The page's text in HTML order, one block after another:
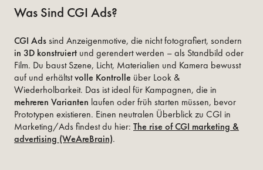
Was Sind CGI Ads?
CGI Adssind Anzeigenmotive, die nicht fotografiert, sondern
in 3D konstruiert und gerendert werden – als Standbild oder
Film. Du baust Szene, Licht, Materialien und Kamera bewusst
auf und erhältstvolle Kontrolle über Look &
Wiederholbarkeit. Das ist ideal für Kampagnen, die in
mehreren Varianten laufen oder früh starten müssen, bevor
Prototypen existieren. Einen neutralen Überblick zu CGI in
Marketing/Ads findest du hier: The rise of CGI marketing &
advertising (WeAreBrain).